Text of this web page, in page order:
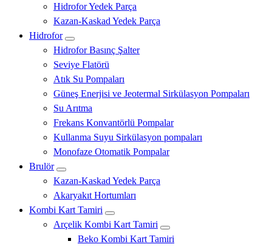
Hidrofor Yedek Parça
Kazan-Kaskad Yedek Parça
Hidrofor
Hidrofor Basınç Şalter
Seviye Flatörü
Atık Su Pompaları
Güneş Enerjisi ve Jeotermal Sirkülasyon Pompaları
Su Arıtma
Frekans Konvantörlü Pompalar
Kullanma Suyu Sirkülasyon pompaları
Monofaze Otomatik Pompalar
Brulör
Kazan-Kaskad Yedek Parça
Akaryakıt Hortumları
Kombi Kart Tamiri
Arçelik Kombi Kart Tamiri
Beko Kombi Kart Tamiri